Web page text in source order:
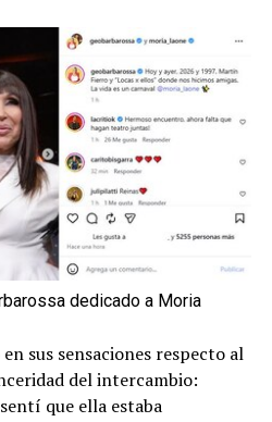
dedicado a Moria
sus sensaciones respecto al
del intercambio:
que ella estaba